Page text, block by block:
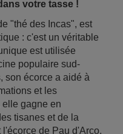
elle gagne en
tisanes et de la
de Pau d'Arco,
vous pouvez
votre quotidien.